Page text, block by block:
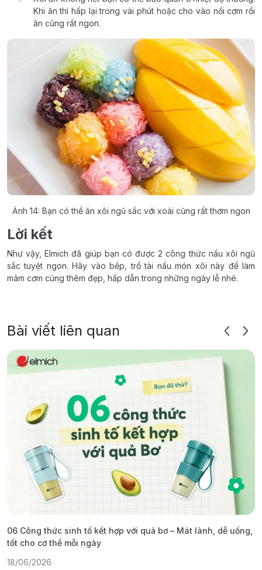
Khi ăn thì hấp lại trong vài phút hoặc cho vào nồi cơm rồi
ăn cũng rất ngon.
Ảnh 14: Bạn có thể ăn xôi ngũ sắc với xoài cũng rất thơm ngon
Lời kết
Như vậy, Elmich đã giúp bạn có được 2 công thức nấu xôi ngũ
sắc tuyệt ngon. Hãy vào bếp, trổ tài nấu món xôi này để làm
mâm cơm cúng thêm đẹp, hấp dẫn trong những ngày lễ nhé.
Bài viết liên quan
06 Công thức sinh tố kết hợp với quả bơ – Mát lành, dễ uống,
tốt cho cơ thể mỗi ngày
18/06/2026